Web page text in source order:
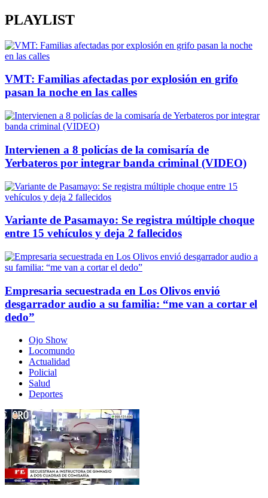
PLAYLIST
VMT: Familias afectadas por explosión en grifo
pasan la noche en las calles
Intervienen a 8 policías de la comisaría de
Yerbateros por integrar banda criminal (VIDEO)
Variante de Pasamayo: Se registra múltiple choque
entre 15 vehículos y deja 2 fallecidos
Empresaria secuestrada en Los Olivos envió
desgarrador audio a su familia: “me van a cortar el
dedo”
Ojo Show
Locomundo
Actualidad
Policial
Salud
Deportes